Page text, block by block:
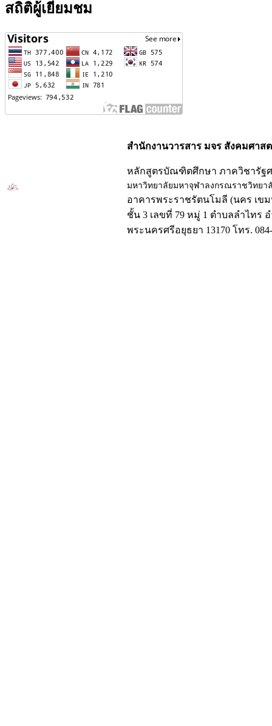
สถิติผู้เยี่ยมชม
สำนักงานวารสาร มจร สังคมศาส
หลักสูตรบัณฑิตศึกษา ภาควิชารัฐ
มหาวิทยาลัยมหาจุฬาลงกรณราชวิทยา
อาคารพระราชรัตนโมลี (นคร เข
ชั้น 3 เลขที่ 79 หมู่ 1 ตำบลลำไทร
พระนครศรีอยุธยา 13170 โทร. 084-